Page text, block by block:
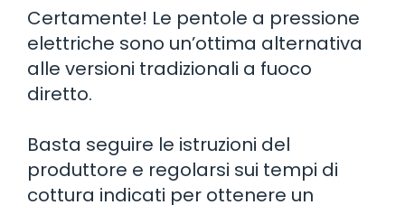
Certamente! Le pentole a pressione
elettriche sono un’ottima alternativa
alle versioni tradizionali a fuoco
diretto.
Basta seguire le istruzioni del
produttore e regolarsi sui tempi di
cottura indicati per ottenere un